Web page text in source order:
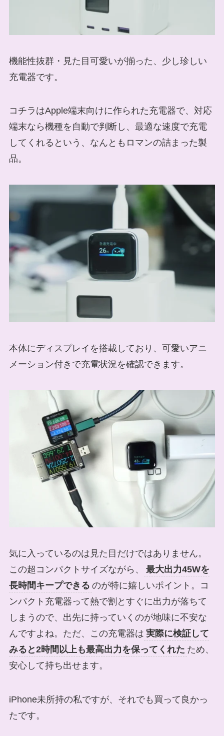
機能性抜群・見た目可愛いが揃った、少し珍しい
充電器です。
コチラはApple端末向けに作られた充電器で、対応
端末なら機種を自動で判断し、最適な速度で充電
してくれるという、なんともロマンの詰まった製
品。
本体にディスプレイを搭載しており、可愛いアニ
メーション付きで充電状況を確認できます。
気に入っているのは見た目だけではありません。
この超コンパクトサイズながら、
最大出力45Wを
長時間キープできる のが特に嬉しいポイント。コ
ンパクト充電器って熱で割とすぐに出力が落ちて
しまうので、出先に持っていくのが地味に不安な
んですよね。ただ、この充電器は 実際に検証して
みると2時間以上も最高出力を保ってくれた ため、
安心して持ち出せます。
iPhone未所持の私ですが、それでも買って良かっ
たです。